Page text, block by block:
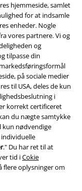
hjemmeside, samlet
for at indsamle
enheder. Nogle
vores partnere. Vi og
og
tilpasse din
på sociale medier
til USA, deles de kun
i
korrekt certificeret
du nægte samtykke
nødvendige
." Du har ret til at
tid iCokie
flere oplysninger om